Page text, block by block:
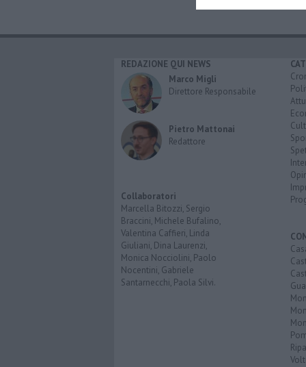
REDAZIONE QUI NEWS
Marco Migli
Direttore Responsabile
Pietro Mattonai
Redattore
Collaboratori
Marcella Bitozzi, Sergio
Braccini, Michele Bufalino,
Valentina Caffieri, Linda
Giuliani, Dina Laurenzi,
Monica Nocciolini, Paolo
Nocentini, Gabriele
Santarnecchi, Paola Silvi.